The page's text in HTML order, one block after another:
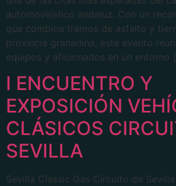
automovilístico andaluz. Con un
que combina tramos de asfalto y
provincia granadina, este evento
equipos y aficionados en un entorno
I ENCUENTRO Y
EXPOSICIÓN
CLÁSICOS
SEVILLA
Sevilla Classic Gas Circuito de